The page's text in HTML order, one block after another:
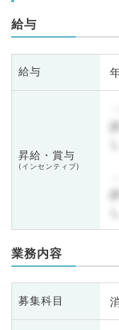
給与
給与
昇給・賞与
(インセンティブ)
業務内容
募集科目